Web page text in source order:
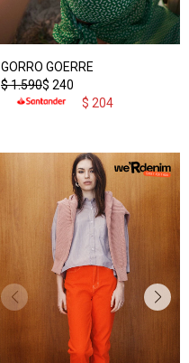
GORRO GOERRE
$ 240
$1.590
$ 204